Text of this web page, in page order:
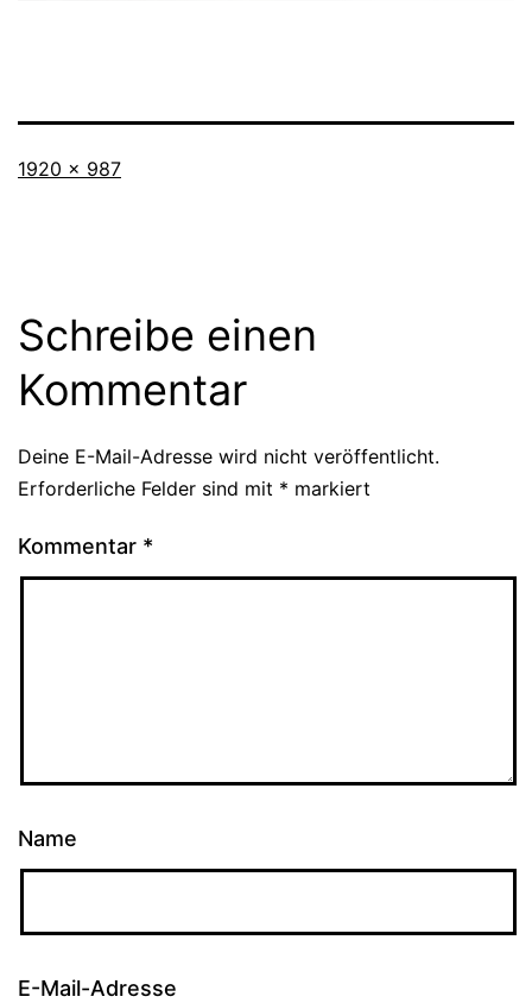
Originalgröße
1920 × 987
Schreibe einen
Kommentar
Deine E-Mail-Adresse wird nicht veröffentlicht.
Erforderliche Felder sind mit * markiert
Kommentar *
Name
E-Mail-Adresse